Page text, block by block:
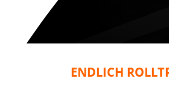
ENDLICH